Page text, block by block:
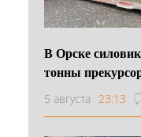
В Орске
тонны
5 августа 23:13